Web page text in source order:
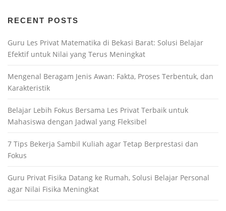
RECENT POSTS
Guru Les Privat Matematika di Bekasi Barat: Solusi Belajar
Efektif untuk Nilai yang Terus Meningkat
Mengenal Beragam Jenis Awan: Fakta, Proses Terbentuk, dan
Karakteristik
Belajar Lebih Fokus Bersama Les Privat Terbaik untuk
Mahasiswa dengan Jadwal yang Fleksibel
7 Tips Bekerja Sambil Kuliah agar Tetap Berprestasi dan
Fokus
Guru Privat Fisika Datang ke Rumah, Solusi Belajar Personal
agar Nilai Fisika Meningkat